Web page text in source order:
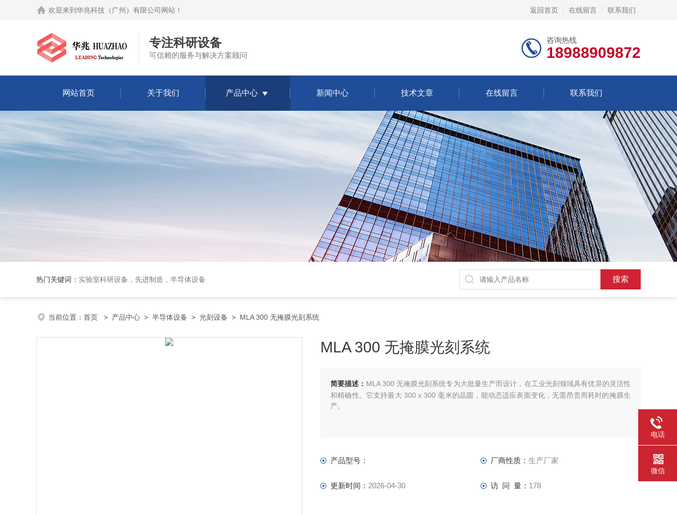
欢迎来到 华兆科技（广州）有限公司网站 ！ 返回首页 在线留言 联系我们
专注科研设备
可信赖的服务与解决方案顾问
咨询热线
18988909872
网站首页 关于我们 产品中心 新闻中心 技术文章 在线留言 联系我们
热门关键词： 实验室科研设备，先进制造，半导体设备
当前位置： 首页 > 产品中心 > 半导体设备 > 光刻设备 > MLA 300 无掩膜光刻系统
MLA 300 无掩膜光刻系统
简要描述： MLA 300 无掩膜光刻系统专为大批量生产而设计，在工业光刻领域具有优异的灵活性
和精确性。它支持最大 300 x 300 毫米的晶圆，能动态适应表面变化，无需昂贵而耗时的掩膜生
产。
产品型号： 厂商性质： 生产厂家
更新时间： 2026-04-30 访 问 量： 178
电话
微信